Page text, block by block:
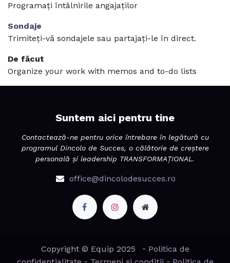
Programați întâlnirile angajaților
Sondaje
Trimiteți-vă sondajele sau partajați-le în direct.
De făcut
Organize your work with memos and to-do lists
Suntem aici pentru tine
Contactează-ne pentru orice întrebare în legătură cu
programul Dincolo de Succes, o călătorie de creștere
personală și leadership TRANSFORMAȚIONAL.
office@dincolodesucces.ro
Copyright © Equip 2025 - Politica de